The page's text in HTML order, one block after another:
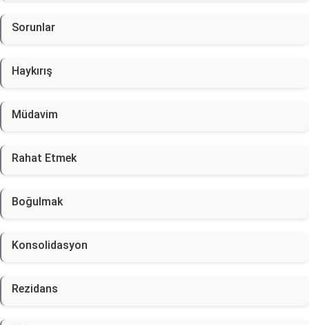
Sorunlar
Haykırış
Müdavim
Rahat Etmek
Boğulmak
Konsolidasyon
Rezidans